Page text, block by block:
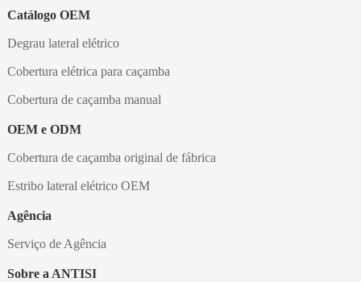
Catálogo OEM
Degrau lateral elétrico
Cobertura elétrica para caçamba
Cobertura de caçamba manual
OEM e ODM
Cobertura de caçamba original de fábrica
Estribo lateral elétrico OEM
Agência
Serviço de Agência
Sobre a ANTISI